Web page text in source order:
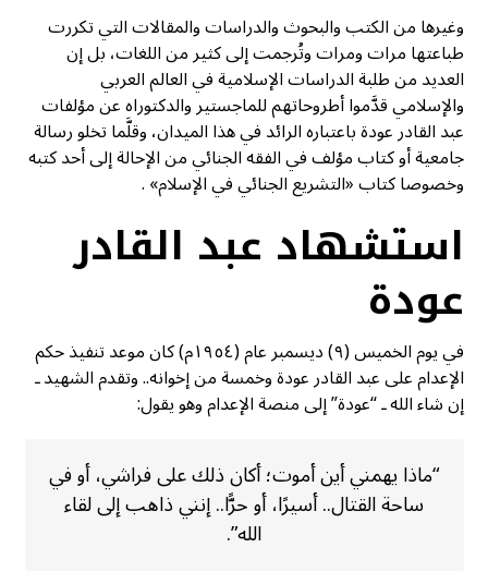
وغيرها من الكتب والبحوث والدراسات والمقالات التي تكررت
طباعتها مرات ومرات وتُرجمت إلى كثير من اللغات، بل إن
العديد من طلبة الدراسات الإسلامية في العالم العربي
والإسلامي قدَّموا أطروحاتهم للماجستير والدكتوراه عن مؤلفات
عبد القادر عودة باعتباره الرائد في هذا الميدان، وقلَّما تخلو رسالة
جامعية أو كتاب مؤلف في الفقه الجنائي من الإحالة إلى أحد كتبه
وخصوصا كتاب «التشريع الجنائي في الإسلام» .
استشهاد عبد القادر
عودة
في يوم الخميس (٩) ديسمبر عام (١٩٥٤م) كان موعد تنفيذ حكم
الإعدام على عبد القادر عودة وخمسة من إخوانه.. وتقدم الشهيد ـ
إن شاء الله ـ “عودة” إلى منصة الإعدام وهو يقول:
“ماذا يهمني أين أموت؛ أكان ذلك على فراشي، أو في
ساحة القتال.. أسيرًا، أو حرًّا.. إنني ذاهب إلى لقاء
الله”.